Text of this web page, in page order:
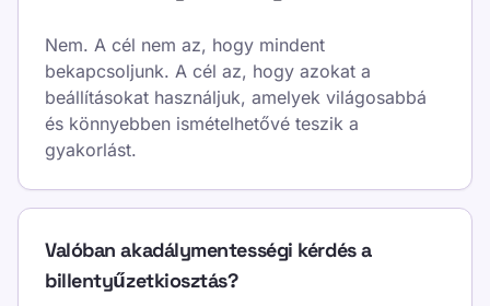
Nem. A cél nem az, hogy mindent
bekapcsoljunk. A cél az, hogy azokat a
beállításokat használjuk, amelyek világosabbá
és könnyebben ismételhetővé teszik a
gyakorlást.
Valóban akadálymentességi kérdés a
billentyűzetkiosztás?